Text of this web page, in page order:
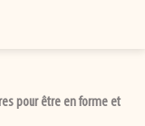
pour être en forme et